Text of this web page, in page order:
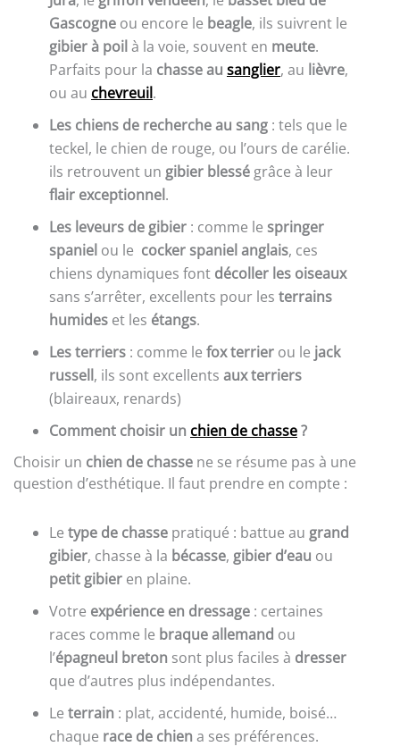
Gascogne ou encore le beagle, ils suivrent le
gibier à poil à la voie, souvent en meute.
Parfaits pour la chasse au sanglier, au lièvre,
ou au chevreuil.
Les chiens de recherche au sang : tels que le
teckel, le chien de rouge, ou l’ours de carélie.
ils retrouvent un gibier blessé grâce à leur
flair exceptionnel.
Les leveurs de gibier : comme le springer
spaniel ou le cocker spaniel anglais, ces
chiens dynamiques font décoller les oiseaux
sans s’arrêter, excellents pour les terrains
humides et les étangs.
Les terriers : comme le fox terrier ou le jack
russell, ils sont excellents aux terriers
(blaireaux, renards)
Comment choisir un chien de chasse?
Choisir un chien de chasse ne se résume pas à une
question d’esthétique. Il faut prendre en compte :
Le type de chasse pratiqué : battue au grand
gibier, chasse à la bécasse, gibier d’eau ou
petit gibier en plaine.
Votre expérience en dressage : certaines
races comme le braque allemand ou
l’épagneul breton sont plus faciles à dresser
que d’autres plus indépendantes.
Le terrain : plat, accidenté, humide, boisé…
chaque race de chien a ses préférences.